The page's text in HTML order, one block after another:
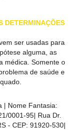
DETERMINAÇÕES
ser usadas para
alguma, as
médica. Somente o
de saúde e
| Nome Fantasia:
0001-95| Rua Dr.
- CEP: 91920-530|